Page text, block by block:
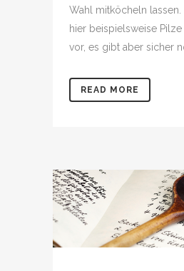
Wahl mitköcheln lassen.
hier beispielsweise
vor, es gibt aber sicher
READ MORE